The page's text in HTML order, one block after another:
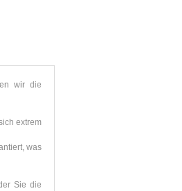
wir die
extrem
was
Sie die